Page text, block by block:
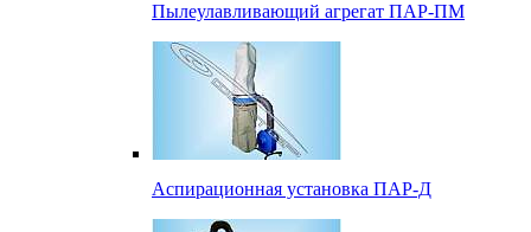
Пылеулавливающий агрегат ПАР-ПМ
Аспирационная установка ПАР-Д